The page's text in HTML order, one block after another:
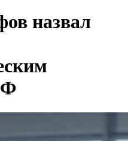
назвал